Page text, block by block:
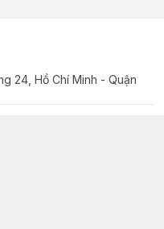
24, Hồ Chí Minh - Quận